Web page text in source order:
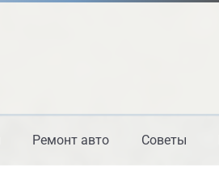
Ремонт авто Советы